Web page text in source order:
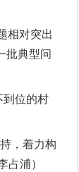
相对突出
批典型问
位的村
，着力构
占浦）